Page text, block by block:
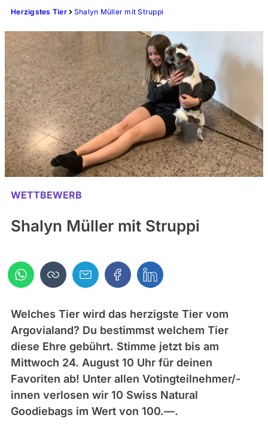
Herzigstes Tier Shalyn Müller mit Struppi
WETTBEWERB
Shalyn Müller mit Struppi
Welches Tier wird das herzigste Tier vom
Argovialand? Du bestimmst welchem Tier
diese Ehre gebührt. Stimme jetzt bis am
Mittwoch 24. August 10 Uhr für deinen
Favoriten ab! Unter allen Votingteilnehmer/-
innen verlosen wir 10 Swiss Natural
Goodiebags im Wert von 100.—.